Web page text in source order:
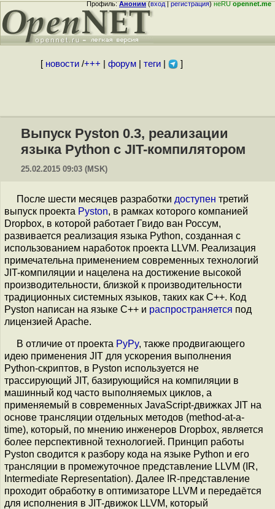
Профиль:Аноним(вход|регистрация)неRUopennet.me
[ новости/+++ форум| теги| ]
Выпуск Pyston 0.3, реализации
языка Python с JIT-компилятором
25.02.2015 09:03 (MSK)
После шести месяцев разработки доступен третий
выпуск проекта Pyston, в рамках которого компанией
Dropbox, в которой работает Гвидо ван Россум,
развивается реализация языка Python, созданная с
использованием наработок проекта LLVM. Реализация
примечательна применением современных технологий
JIT-компиляции и нацелена на достижение высокой
производительности, близкой к производительности
традиционных системных языков, таких как C++. Код
Pyston написан на языке C++ и распространяется под
лицензией Apache.
В отличие от проекта PyPy, также продвигающего
идею применения JIT для ускорения выполнения
Python-скриптов, в Pyston используется не
трассирующий JIT, базирующийся на компиляции в
машинный код часто выполняемых циклов, а
применяемый в современных JavaScript-движках JIT на
основе трансляции отдельных методов (method-at-a-
time), который, по мнению инженеров Dropbox, является
более перспективной технологией. Принцип работы
Pyston сводится к разбору кода на языке Python и его
трансляции в промежуточное представление LLVM (IR,
Intermediate Representation). Далее IR-представление
проходит обработку в оптимизаторе LLVM и передаётся
для исполнения в JIT-движок LLVM, который